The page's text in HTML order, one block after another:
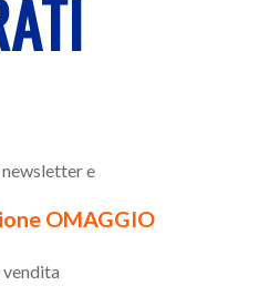
e
OMAGGIO